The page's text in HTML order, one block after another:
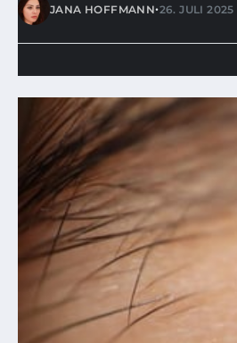
JANA HOFFMANN•26. JULI 2025